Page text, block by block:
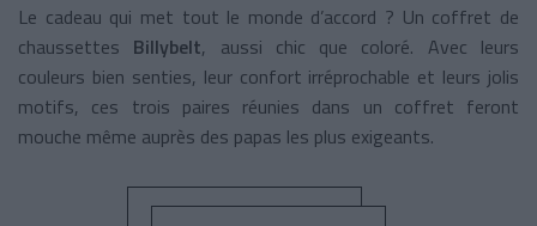
Le cadeau qui met tout le monde d’accord ? Un coffret de
chaussettes Billybelt, aussi chic que coloré. Avec leurs
couleurs bien senties, leur confort irréprochable et leurs jolis
motifs, ces trois paires réunies dans un coffret feront
mouche même auprès des papas les plus exigeants.